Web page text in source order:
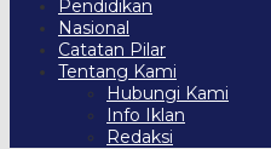
Pendidikan
Nasional
Catatan Pilar
Tentang Kami
Hubungi Kami
Info Iklan
Redaksi